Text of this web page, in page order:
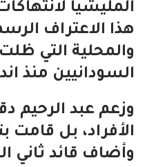
المليشيا
هذا الاعتراف
والمحلية التي
السودانيين منذ
وزعم عبد الرحيم
الأفراد، بل قامت
وأضاف قائد ثاني